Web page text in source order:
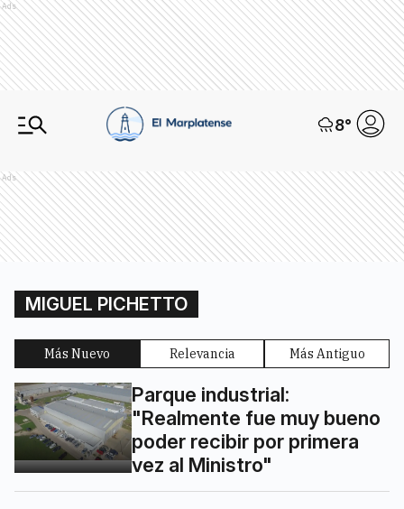
Ads
8°
Ads
MIGUEL PICHETTO
Más Nuevo Relevancia Más Antiguo
Parque industrial:
"Realmente fue muy bueno
poder recibir por primera
vez al Ministro"